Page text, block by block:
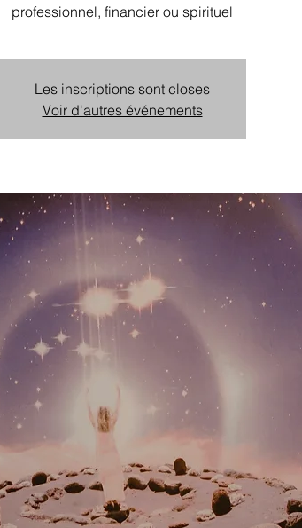
professionnel, financier ou spirituel
Les inscriptions sont closes
Voir d'autres événements